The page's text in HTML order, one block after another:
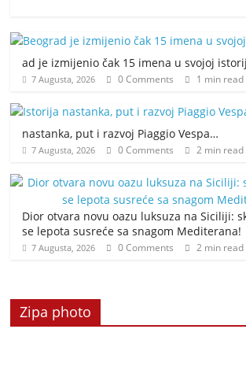
ad je izmijenio čak 15 imena u svojoj
7 Augusta, 2026 0 Comments 1 min read
nastanka, put i razvoj Piaggio Vespa…
7 Augusta, 2026 0 Comments 2 min read
Dior otvara novu oazu luksuza na Siciliji:
se lepota susreće sa snagom Mediterana!
7 Augusta, 2026 0 Comments 2 min read
Zipa photo